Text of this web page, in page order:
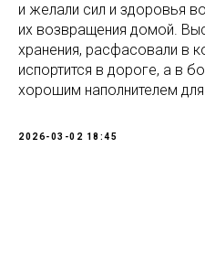
и желали сил и здоровья
их возвращения домой.
хранения, расфасовали в
испортится в дороге, а в
хорошим наполнителем
2026-03-02 18:45